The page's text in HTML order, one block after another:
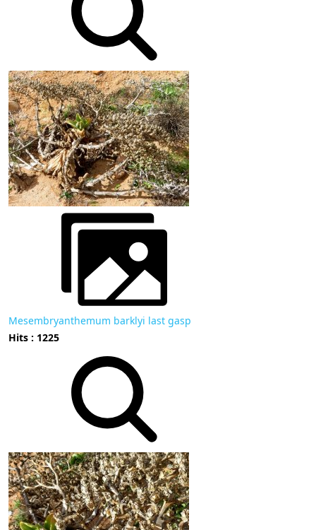
Mesembryanthemum barklyi last gasp
Hits : 1225